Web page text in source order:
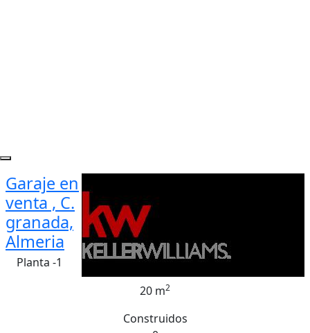
Garaje en
venta , C.
granada,
Almeria
Planta -1
20 m2
Construidos